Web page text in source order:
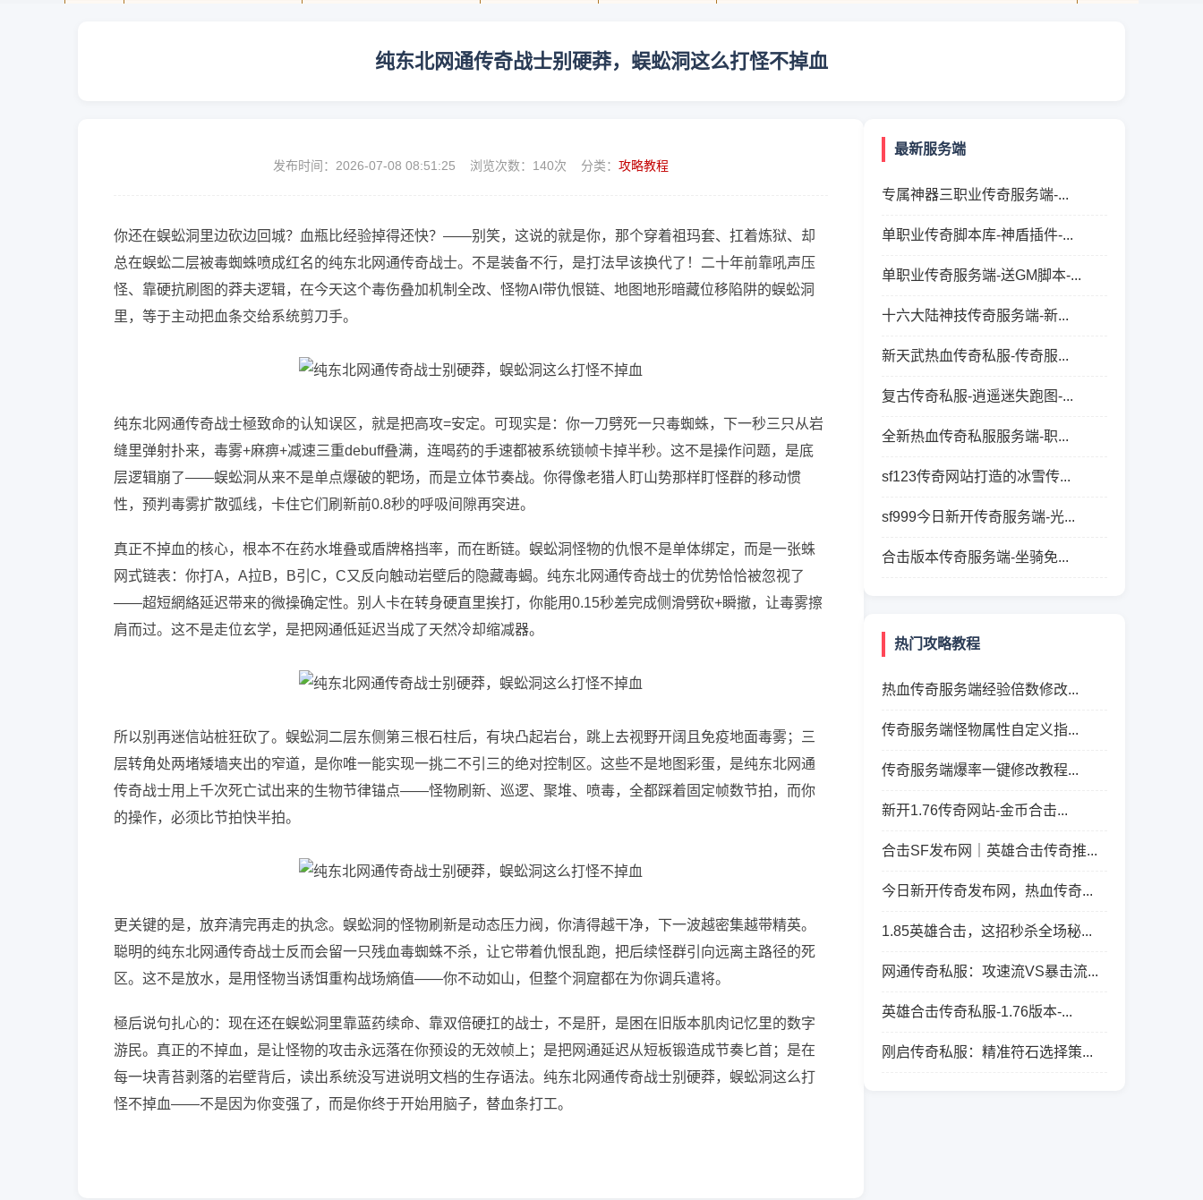
纯东北网通传奇战士别硬莽，蜈蚣洞这么打怪不掉血
发布时间：2026-07-08 08:51:25 浏览次数： 140次 分类： 攻略教程
你还在蜈蚣洞里边砍边回城？血瓶比经验掉得还快？——别笑，这说的就是你，那个穿着祖玛套、扛着炼狱、却
总在蜈蚣二层被毒蜘蛛喷成红名的纯东北网通传奇战士。不是装备不行，是打法早该换代了！二十年前靠吼声压
怪、靠硬抗刷图的莽夫逻辑，在今天这个毒伤叠加机制全改、怪物AI带仇恨链、地图地形暗藏位移陷阱的蜈蚣洞
里，等于主动把血条交给系统剪刀手。
纯东北网通传奇战士極致命的认知误区，就是把高攻=安定。可现实是：你一刀劈死一只毒蜘蛛，下一秒三只从岩
缝里弹射扑来，毒雾+麻痹+减速三重debuff叠满，连喝药的手速都被系统锁帧卡掉半秒。这不是操作问题，是底
层逻辑崩了——蜈蚣洞从来不是单点爆破的靶场，而是立体节奏战。你得像老猎人盯山势那样盯怪群的移动惯
性，预判毒雾扩散弧线，卡住它们刷新前0.8秒的呼吸间隙再突进。
真正不掉血的核心，根本不在药水堆叠或盾牌格挡率，而在断链。蜈蚣洞怪物的仇恨不是单体绑定，而是一张蛛
网式链表：你打A，A拉B，B引C，C又反向触动岩壁后的隐藏毒蝎。纯东北网通传奇战士的优势恰恰被忽视了
——超短網絡延迟带来的微操确定性。别人卡在转身硬直里挨打，你能用0.15秒差完成侧滑劈砍+瞬撤，让毒雾擦
肩而过。这不是走位玄学，是把网通低延迟当成了天然冷却缩减器。
所以别再迷信站桩狂砍了。蜈蚣洞二层东侧第三根石柱后，有块凸起岩台，跳上去视野开阔且免疫地面毒雾；三
层转角处两堵矮墙夹出的窄道，是你唯一能实现一挑二不引三的绝对控制区。这些不是地图彩蛋，是纯东北网通
传奇战士用上千次死亡试出来的生物节律锚点——怪物刷新、巡逻、聚堆、喷毒，全都踩着固定帧数节拍，而你
的操作，必须比节拍快半拍。
更关键的是，放弃清完再走的执念。蜈蚣洞的怪物刷新是动态压力阀，你清得越干净，下一波越密集越带精英。
聪明的纯东北网通传奇战士反而会留一只残血毒蜘蛛不杀，让它带着仇恨乱跑，把后续怪群引向远离主路径的死
区。这不是放水，是用怪物当诱饵重构战场熵值——你不动如山，但整个洞窟都在为你调兵遣将。
極后说句扎心的：现在还在蜈蚣洞里靠蓝药续命、靠双倍硬扛的战士，不是肝，是困在旧版本肌肉记忆里的数字
游民。真正的不掉血，是让怪物的攻击永远落在你预设的无效帧上；是把网通延迟从短板锻造成节奏匕首；是在
每一块青苔剥落的岩壁背后，读出系统没写进说明文档的生存语法。纯东北网通传奇战士别硬莽，蜈蚣洞这么打
怪不掉血——不是因为你变强了，而是你终于开始用脑子，替血条打工。
最新服务端
专属神器三职业传奇服务端-...
单职业传奇脚本库-神盾插件-...
单职业传奇服务端-送GM脚本-...
十六大陆神技传奇服务端-新...
新天武热血传奇私服-传奇服...
复古传奇私服-逍遥迷失跑图-...
全新热血传奇私服服务端-职...
sf123传奇网站打造的冰雪传...
sf999今日新开传奇服务端-光...
合击版本传奇服务端-坐骑免...
热门攻略教程
热血传奇服务端经验倍数修改...
传奇服务端怪物属性自定义指...
传奇服务端爆率一键修改教程...
新开1.76传奇网站-金币合击...
合击SF发布网｜英雄合击传奇推...
今日新开传奇发布网，热血传奇...
1.85英雄合击，这招秒杀全场秘...
网通传奇私服：攻速流VS暴击流...
英雄合击传奇私服-1.76版本-...
刚启传奇私服：精准符石选择策...